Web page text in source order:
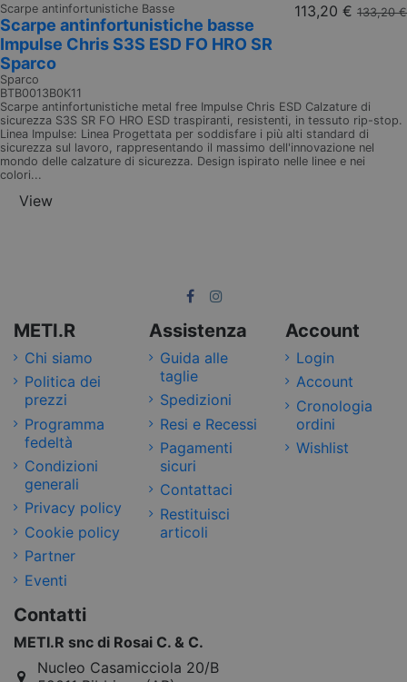
Scarpe antinfortunistiche Basse
Scarpe antinfortunistiche basse
Impulse Chris S3S ESD FO HRO SR
Sparco
Sparco
BTB0013B0K11
113,20 € 133,20 €
Scarpe antinfortunistiche metal free Impulse Chris ESD Calzature di
sicurezza S3S SR FO HRO ESD traspiranti, resistenti, in tessuto rip-stop.
Linea Impulse: Linea Progettata per soddisfare i più alti standard di
sicurezza sul lavoro, rappresentando il massimo dell'innovazione nel
mondo delle calzature di sicurezza. Design ispirato nelle linee e nei
colori...
View
METI.R
Chi siamo
Politica dei
prezzi
Programma
fedeltà
Condizioni
generali
Privacy policy
Cookie policy
Partner
Eventi
Assistenza
Guida alle
taglie
Spedizioni
Resi e Recessi
Pagamenti
sicuri
Contattaci
Restituisci
articoli
Account
Login
Account
Cronologia
ordini
Wishlist
Contatti
METI.R snc di Rosai C. & C.
Nucleo Casamicciola 20/B